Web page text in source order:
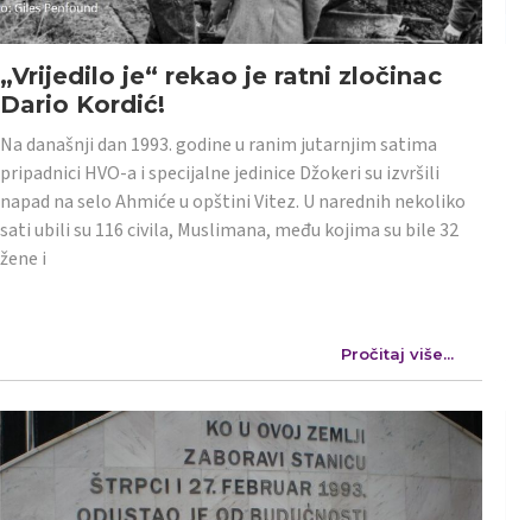
„Vrijedilo je“ rekao je ratni zločinac
Dario Kordić!
Na današnji dan 1993. godine u ranim jutarnjim satima
pripadnici HVO-a i specijalne jedinice Džokeri su izvršili
napad na selo Ahmiće u opštini Vitez. U narednih nekoliko
sati ubili su 116 civila, Muslimana, među kojima su bile 32
žene i
Pročitaj više...